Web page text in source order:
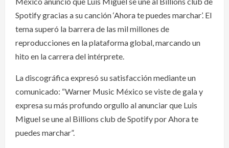
Spotify gracias a su canción ‘Ahora te puedes marchar’. El
tema superó la barrera de las mil millones de
reproducciones en la plataforma global, marcando un
hito en la carrera del intérprete.
La discográfica expresó su satisfacción mediante un
comunicado: “Warner Music México se viste de gala y
expresa su más profundo orgullo al anunciar que Luis
Miguel se une al Billions club de Spotify por Ahora te
puedes marchar”.